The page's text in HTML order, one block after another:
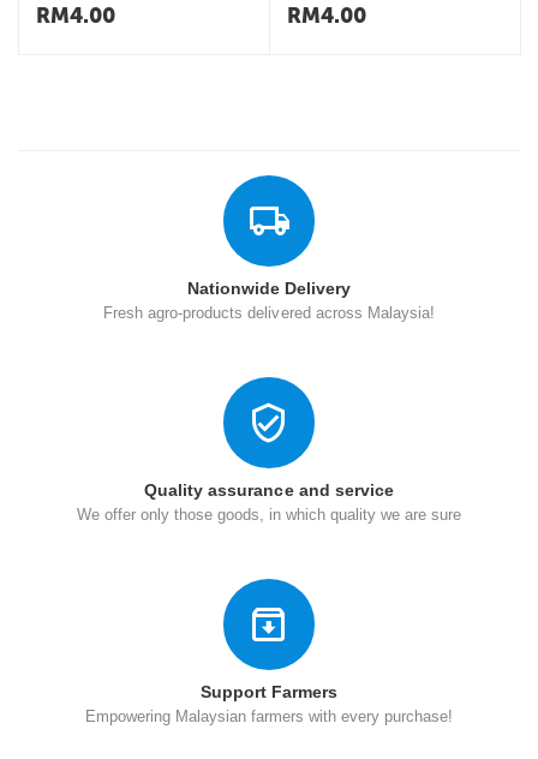
RM4.00 RM4.00
Nationwide Delivery
Fresh agro-products delivered across Malaysia!
Quality assurance and service
We offer only those goods, in which quality we are sure
Support Farmers
Empowering Malaysian farmers with every purchase!